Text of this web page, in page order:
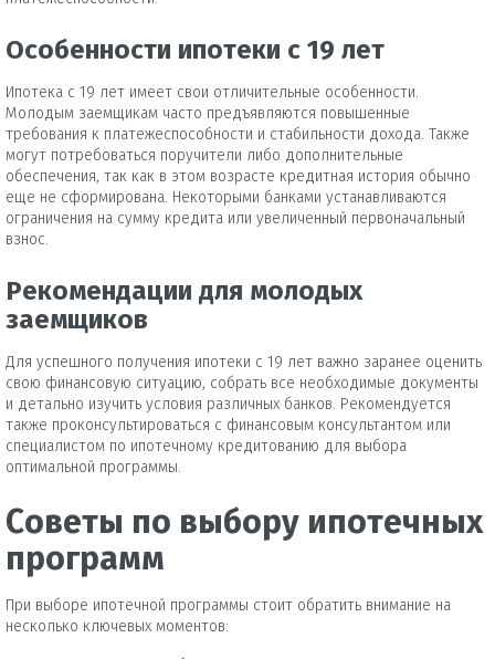
Особенности ипотеки с 19 лет
Ипотека с 19 лет имеет свои отличительные особенности.
Молодым заемщикам часто предъявляются повышенные
требования к платежеспособности и стабильности дохода. Также
могут потребоваться поручители либо дополнительные
обеспечения, так как в этом возрасте кредитная история обычно
еще не сформирована. Некоторыми банками устанавливаются
ограничения на сумму кредита или увеличенный первоначальный
взнос.
Рекомендации для молодых
заемщиков
Для успешного получения ипотеки с 19 лет важно заранее оценить
свою финансовую ситуацию, собрать все необходимые документы
и детально изучить условия различных банков. Рекомендуется
также проконсультироваться с финансовым консультантом или
специалистом по ипотечному кредитованию для выбора
оптимальной программы.
Советы по выбору ипотечных
программ
При выборе ипотечной программы стоит обратить внимание на
несколько ключевых моментов: